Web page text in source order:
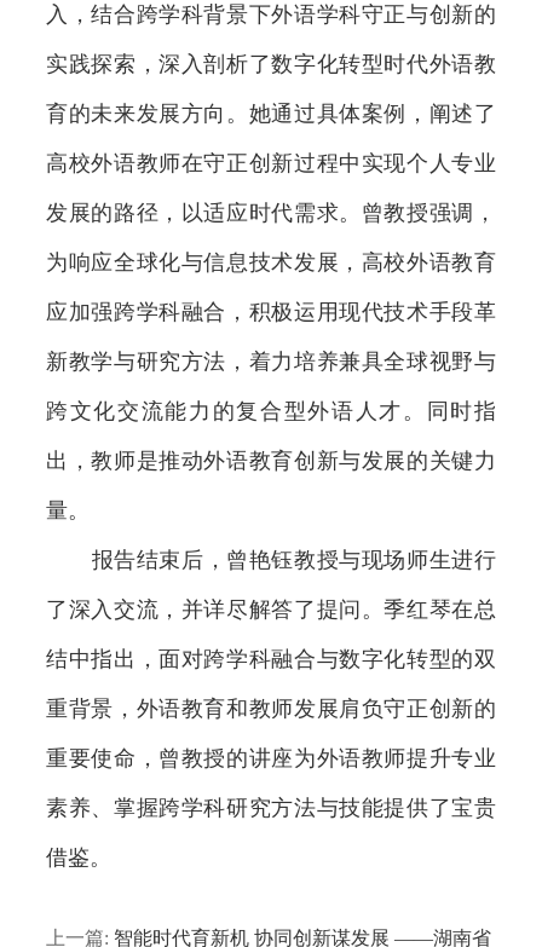
入，结合跨学科背景下外语学科守正与创新的
实践探索，深入剖析了数字化转型时代外语教
育的未来发展方向。她通过具体案例，阐述了
高校外语教师在守正创新过程中实现个人专业
发展的路径，以适应时代需求。曾教授强调，
为响应全球化与信息技术发展，高校外语教育
应加强跨学科融合，积极运用现代技术手段革
新教学与研究方法，着力培养兼具全球视野与
跨文化交流能力的复合型外语人才。同时指
出，教师是推动外语教育创新与发展的关键力
量。
报告结束后，曾艳钰教授与现场师生进行
了深入交流，并详尽解答了提问。季红琴在总
结中指出，面对跨学科融合与数字化转型的双
重背景，外语教育和教师发展肩负守正创新的
重要使命，曾教授的讲座为外语教师提升专业
素养、掌握跨学科研究方法与技能提供了宝贵
借鉴。
上一篇: 智能时代育新机 协同创新谋发展 ——湖南省